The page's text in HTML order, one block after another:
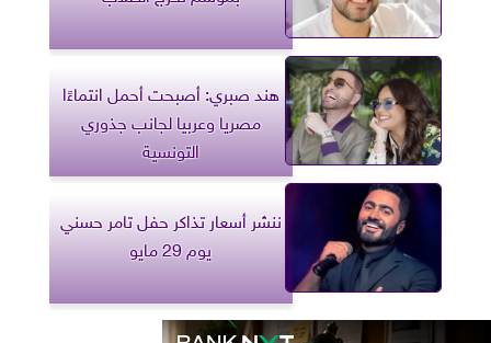
هند صبري: أصبحت أحمل انتماءًا
مصريا وعربيا لجانب جذوري
التونسية
ننشر أسعار تذاكر حفل تامر حسني
يوم 29 مايو